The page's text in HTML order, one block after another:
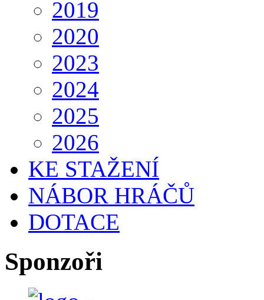
2019
2020
2023
2024
2025
2026
KE STAŽENÍ
NÁBOR HRÁČŮ
DOTACE
Sponzoři